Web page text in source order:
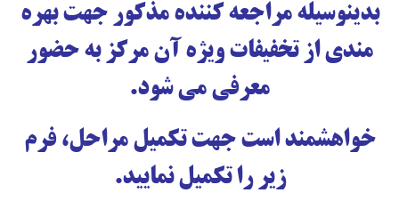
بدینوسیله مراجعه کننده مذکور جهت بهره
مندی از تخفیفات ویژه آن مرکز به حضور
معرفی می شود.
خواهشمند است جهت تکمیل مراحل، فرم
زیر را تکمیل نمایید.